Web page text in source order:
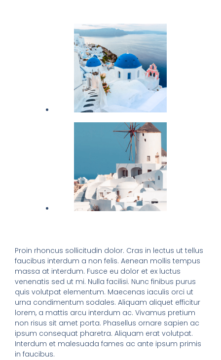
Proin rhoncus sollicitudin dolor. Cras in lectus ut tellus
faucibus interdum a non felis. Aenean mollis tempus
massa at interdum. Fusce eu dolor et ex luctus
venenatis sed ut mi. Nulla facilisi. Nunc finibus purus
quis volutpat elementum. Maecenas iaculis orci ut
urna condimentum sodales. Aliquam aliquet efficitur
lorem, a mattis arcu interdum ac. Vivamus pretium
non risus sit amet porta. Phasellus ornare sapien ac
ipsum consequat pharetra. Aliquam erat volutpat.
Interdum et malesuada fames ac ante ipsum primis
in faucibus.